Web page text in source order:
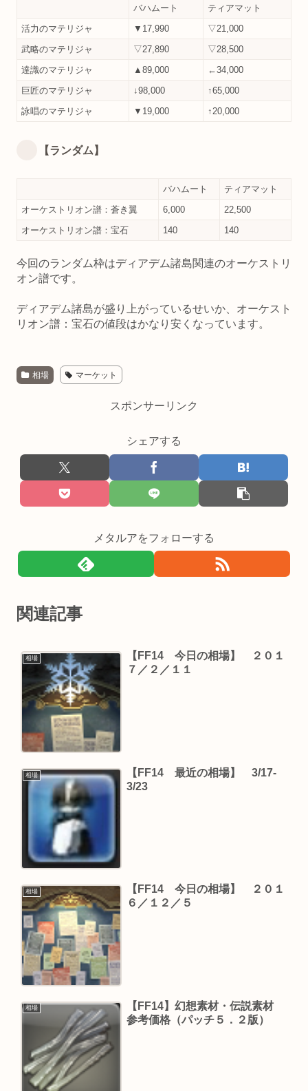
バハムート
ティアマット
活力のマテリジャ
▼17,990
▽21,000
武略のマテリジャ
▽27,890
▽28,500
達識のマテリジャ
▲89,000
←34,000
巨匠のマテリジャ
↓98,000
↑65,000
詠唱のマテリジャ
▼19,000 ↑20,000
【ランダム】
バハムート
ティアマット
オーケストリオン譜：蒼き翼
6,000
22,500
オーケストリオン譜：宝石
140 140
今回のランダム枠はディアデム諸島関連のオーケストリ
オン譜です。
ディアデム諸島が盛り上がっているせいか、オーケスト
リオン譜：宝石の値段はかなり安くなっています。
相場 マーケット
スポンサーリンク
シェアする
メタルアをフォローする
関連記事
相場
【FF14 今日の相場】 ２０１
７／２／１１
相場
【FF14 最近の相場】 3/17-
3/23
相場
【FF14 今日の相場】 ２０１
６／１２／５
相場
【FF14】幻想素材・伝説素材
参考価格（パッチ５．２版）